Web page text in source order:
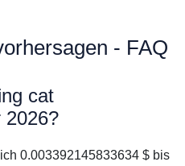
- FAQ
cat
2026?
0.003392145833634 $ bis